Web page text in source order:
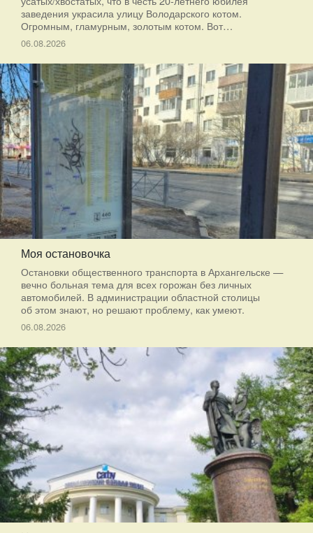
заведения украсила улицу Володарского котом.
Огромным, гламурным, золотым котом. Вот…
06.08.2026
Моя остановочка
Остановки общественного транспорта в Архангельске —
вечно больная тема для всех горожан без личных
автомобилей. В администрации областной столицы
об этом знают, но решают проблему, как умеют.
06.08.2026